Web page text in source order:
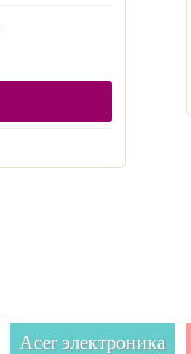
Acer электроника